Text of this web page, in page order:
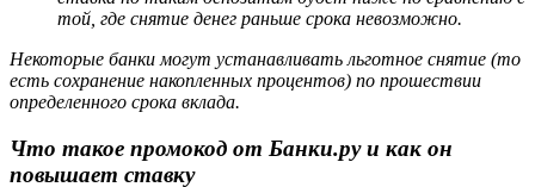
той, где снятие денег раньше срока невозможно.
Некоторые банки могут устанавливать льготное снятие (то
есть сохранение накопленных процентов) по прошествии
определенного срока вклада.
Что такое промокод от Банки.ру и как он
повышает ставку